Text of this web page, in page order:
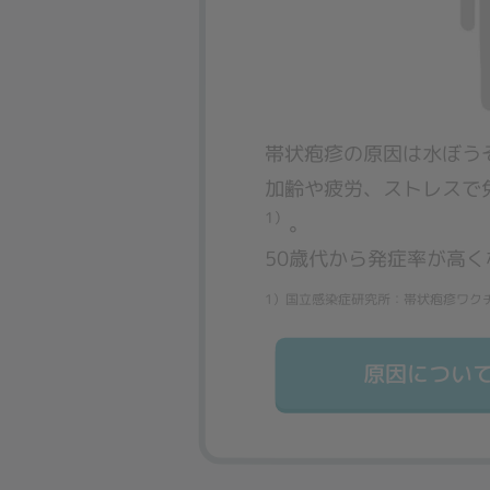
帯状疱疹の原因は水ぼ
加齢や疲労、ストレス
1） 。
50歳代から発症率が高
1）国立感染症研究所：帯状疱疹ワ
原因につい